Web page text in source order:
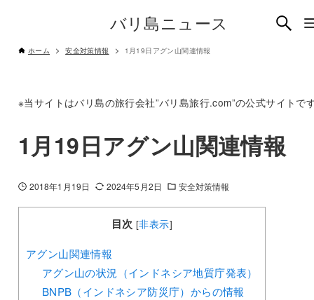
バリ島ニュース
ホーム 安全対策情報 1月19日アグン山関連情報
※当サイトはバリ島の旅行会社”バリ島旅行.com”の公式サイトで
1月19日アグン山関連情報
2018年1月19日 2024年5月2日 安全対策情報
目次 [非表示]
アグン山関連情報
アグン山の状況（インドネシア地質庁発表）
BNPB（インドネシア防災庁）からの情報